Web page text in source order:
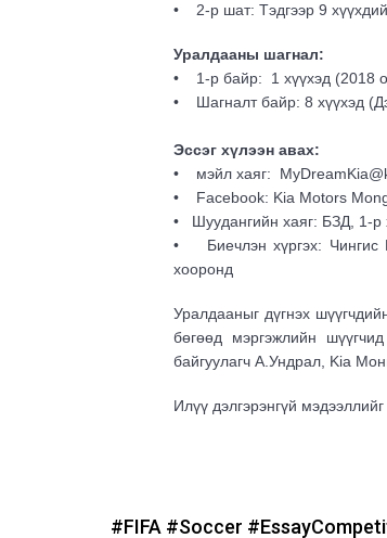
• 2-р шат: Тэдгээр 9
Уралдааны шагнал:
• 1-р байр: 1 хүүхэд (2018
• Шагналт байр: 8 хүүхэд
Эссэг хүлээн авах:
• мэйл хаяг:
• Facebook: Kia Motors
• Шуудангийн хаяг: БЗД, 1-р
• Биечлэн хүргэх: Чингис
хооронд
Уралдааныг дүгнэх
бөгөөд мэргэжлийн
байгуулагч А.Ундрал, Kia
Илүү дэлгэрэнгүй мэдээллийг
#FIFA #Soccer